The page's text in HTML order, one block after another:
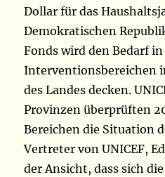
Dollar für das
Demokratischen
Fonds wird den Bedarf
Interventionsbereichen
des Landes decken.
Provinzen überprüften
Bereichen die Situation
Vertreter von UNICEF,
der Ansicht, dass sich